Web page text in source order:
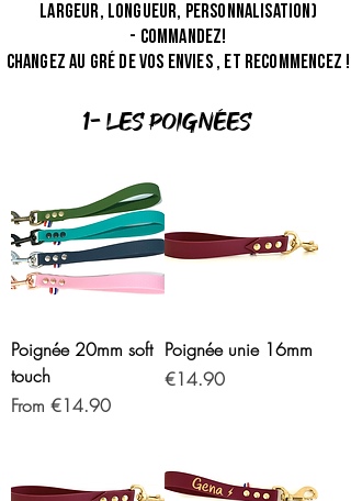
largeur, longueur, personnalisation)
- Commandez!
Changez au gré de vos envies , et recommencez !
1- Les poignées
Poignée 20mm soft
touch
From €14.90
Sale Price
Poignée unie 16mm
Price
€14.90